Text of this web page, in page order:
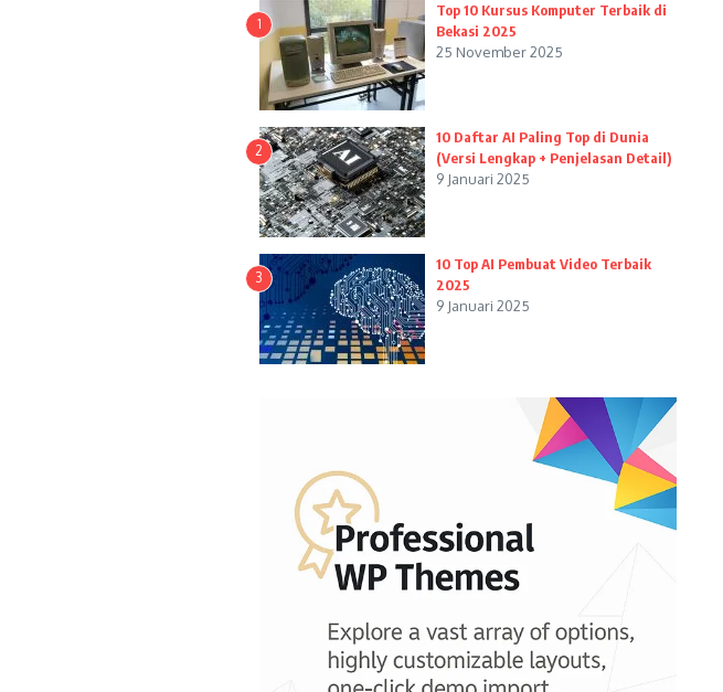
1
Top 10 Kursus Komputer Terbaik di
Bekasi 2025
25 November 2025
2
10 Daftar AI Paling Top di Dunia
(Versi Lengkap + Penjelasan Detail)
9 Januari 2025
3
10 Top AI Pembuat Video Terbaik
2025
9 Januari 2025